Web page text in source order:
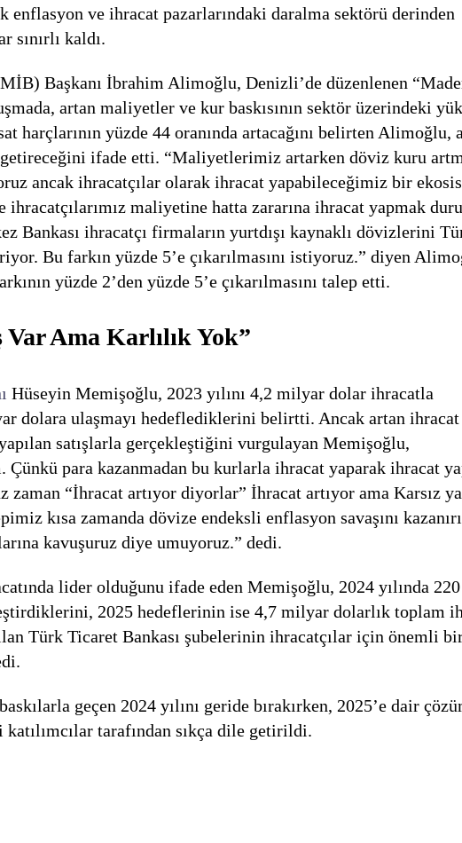
enflasyon ve ihracat pazarlarındaki daralma sektörü derinden
sınırlı kaldı.
Başkanı İbrahim Alimoğlu, Denizli’de düzenlenen
artan maliyetler ve kur baskısının sektör üzerindeki
harçlarının yüzde 44 oranında artacağını belirten Alimoğlu,
ifade etti. “Maliyetlerimiz artarken döviz kuru
ancak ihracatçılar olarak ihracat yapabileceğimiz bir
ihracatçılarımız maliyetine hatta zararına ihracat yapmak
Bankası ihracatçı firmaların yurtdışı kaynaklı dövizlerini
Bu farkın yüzde 5’e çıkarılmasını istiyoruz.” diyen
yüzde 2’den yüzde 5’e çıkarılmasını talep etti.
Var Ama Karlılık Yok”
Hüseyin Memişoğlu, 2023 yılını 4,2 milyar dolar ihracatla
dolara ulaşmayı hedeflediklerini belirtti. Ancak artan ihracat
satışlarla gerçekleştiğini vurgulayan Memişoğlu,
Çünkü para kazanmadan bu kurlarla ihracat yaparak ihracat
zaman “İhracat artıyor diyorlar” İhracat artıyor ama Karsız
kısa zamanda dövize endeksli enflasyon savaşını
kavuşuruz diye umuyoruz.” dedi.
lider olduğunu ifade eden Memişoğlu, 2024 yılında
2025 hedeflerinin ise 4,7 milyar dolarlık toplam
Türk Ticaret Bankası şubelerinin ihracatçılar için önemli
geçen 2024 yılını geride bırakırken, 2025’e dair
katılımcılar tarafından sıkça dile getirildi.